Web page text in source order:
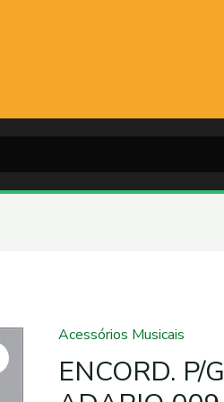
Acessórios Musicais
ENCORD. P/
ENCORD.
P/GUITARRA
D